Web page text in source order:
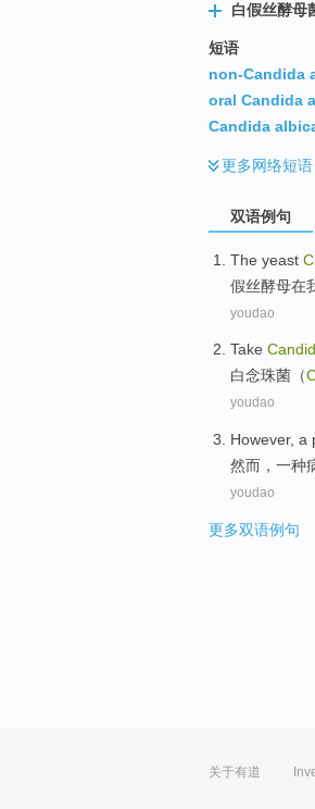
白假丝酵母
短语
non-Candida
oral Candida
Candida
更多网络短语
双语例句
The yeast
假丝酵母在
youdao
Take
白念珠菌（
youdao
However, a
然而 ， 一种
youdao
更多双语例句
关于有道